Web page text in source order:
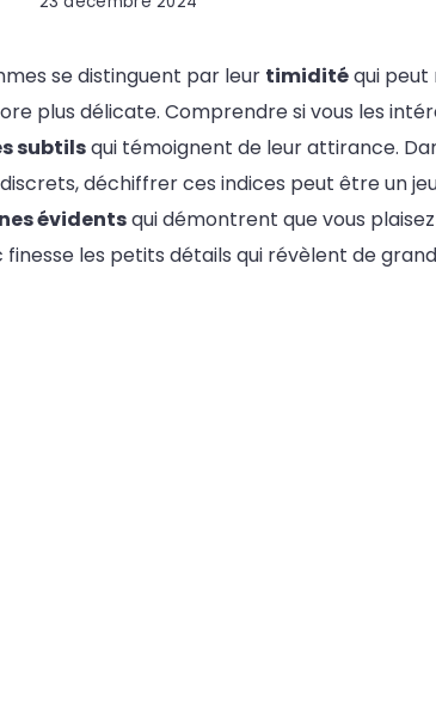
se distinguent par leur timiditéqui peut
plus délicate. Comprendre si vous les
subtilsqui témoignent de leur attirance.
déchiffrer ces indices peut être un
évidentsqui démontrent que vous
les petits détails qui révèlent de